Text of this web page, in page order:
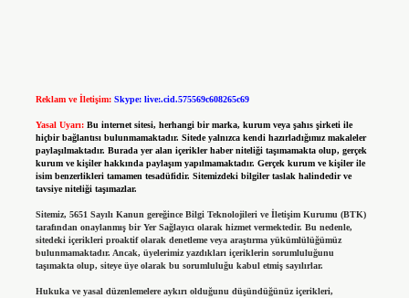
Reklam ve İletişim: Skype: live:.cid.575569c608265c69
Yasal Uyarı: Bu internet sitesi, herhangi bir marka, kurum veya şahıs şirketi ile
hiçbir bağlantısı bulunmamaktadır. Sitede yalnızca kendi hazırladığımız makaleler
paylaşılmaktadır. Burada yer alan içerikler haber niteliği taşımamakta olup, gerçek
kurum ve kişiler hakkında paylaşım yapılmamaktadır. Gerçek kurum ve kişiler ile
isim benzerlikleri tamamen tesadüfidir. Sitemizdeki bilgiler taslak halindedir ve
tavsiye niteliği taşımazlar.
Sitemiz, 5651 Sayılı Kanun gereğince Bilgi Teknolojileri ve İletişim Kurumu (BTK)
tarafından onaylanmış bir Yer Sağlayıcı olarak hizmet vermektedir. Bu nedenle,
sitedeki içerikleri proaktif olarak denetleme veya araştırma yükümlülüğümüz
bulunmamaktadır. Ancak, üyelerimiz yazdıkları içeriklerin sorumluluğunu
taşımakta olup, siteye üye olarak bu sorumluluğu kabul etmiş sayılırlar.
Hukuka ve yasal düzenlemelere aykırı olduğunu düşündüğünüz içerikleri,